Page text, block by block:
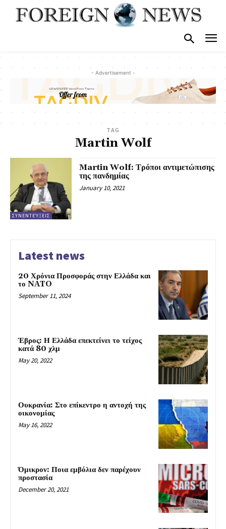
- Advertisement -
TAG
Martin Wolf
ΣΥΝΕΝΤΕΎΞΕΙΣ
Martin Wolf: Τρόποι αντιμετώπισης
της πανδημίας
January 10, 2021
Latest news
20 Χρόνια Προσφοράς στην Ελλάδα και
το NATO
September 11, 2024
Έβρος: Η Ελλάδα επεκτείνει το τείχος
κατά 80 χλμ
May 20, 2022
Ουκρανία: Στο επίκεντρο η αντοχή της
οικονομίας
May 16, 2022
Όμικρον: Ποια εμβόλια δεν παρέχουν
προστασία
December 20, 2021